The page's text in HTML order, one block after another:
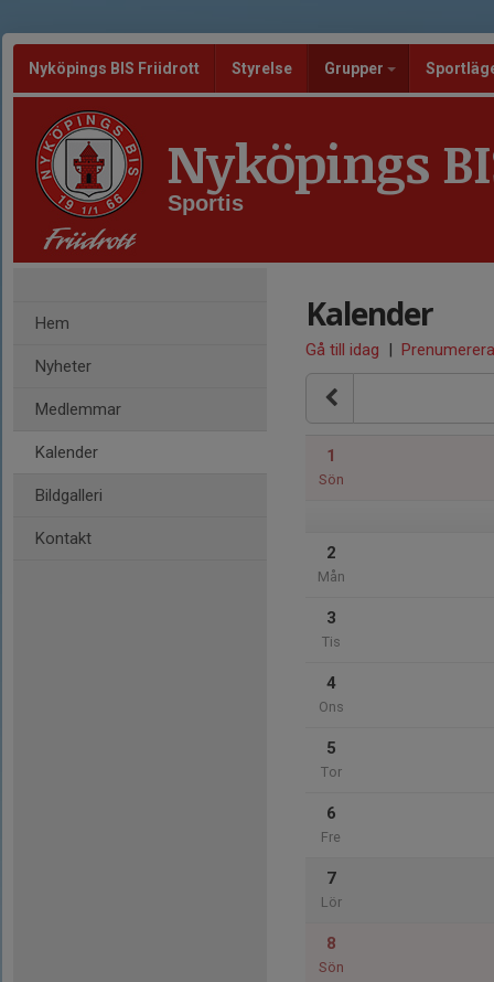
Nyköpings BIS Friidrott Styrelse Grupper
Nyköpings
Sportis
Hem
Nyheter
Medlemmar
Kalender
Bildgalleri
Kontakt
Kalender
Gå till idag | Prenumerera
1
Sön
2
Mån
3
Tis
4
Ons
5
Tor
6
Fre
7
Lör
8
Sön